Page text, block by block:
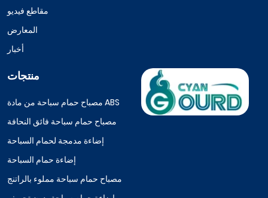
مقاطع فيديو
المعارض
أخبار
منتجات
مصباح حمام سباحة من مادة ABS
مصباح حمام سباحة فائق النحافة
إضاءة مدمجة لحمام السباحة
إضاءة حمام السباحة
مصباح حمام سباحة مملوء بالراتنج